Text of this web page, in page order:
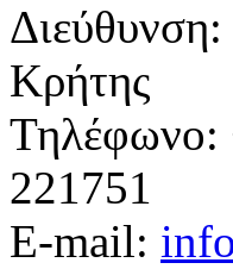
Κρήτης
Τηλέφωνο:
221751
E-mail: